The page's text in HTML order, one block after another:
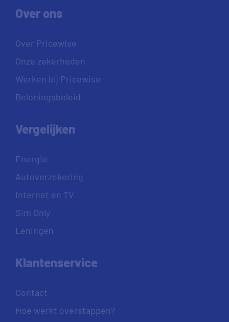
Over ons
Over Pricewise
Onze zekerheden
Werken bij Pricewise
Beloningsbeleid
Vergelijken
Energie
Autoverzekering
Internet en TV
Sim Only
Leningen
Klantenservice
Contact
Hoe werkt overstappen?